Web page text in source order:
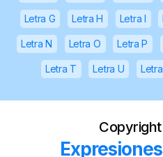
Letra G Letra H Letra I
Letra N Letra O Letra P
Letra T Letra U